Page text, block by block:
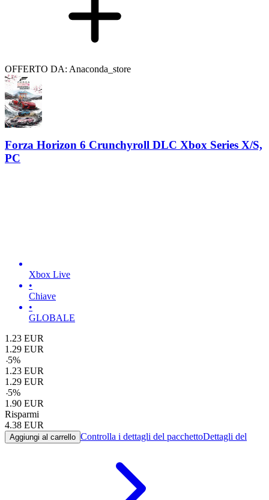
OFFERTO DA: Anaconda_store
Forza Horizon 6 Crunchyroll DLC Xbox Series X/S,
PC
Xbox Live
•
Chiave
•
GLOBALE
1.23 EUR
1.29 EUR
-5%
1.23 EUR
1.29 EUR
-5%
1.90 EUR
Risparmi
4.38 EUR
Aggiungi al carrello Controlla i dettagli del pacchettoDettagli del